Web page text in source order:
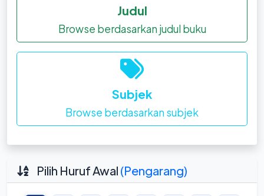
Judul
Browse berdasarkan judul buku
Subjek
Browse berdasarkan subjek
Pilih Huruf Awal (Pengarang)